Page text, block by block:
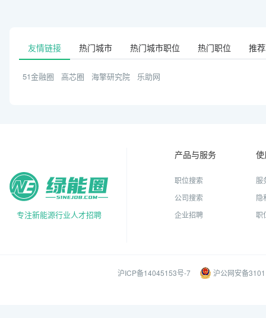
友情链接 热门城市 热门城市职位 热门职位 推
51金融圈 高芯圈 海擎研究院 乐助网
专注新能源行业人才招聘
产品与服务
职位搜索
公司搜索
企业招聘
服
隐
职
沪ICP备14045153号-7 沪公网安备